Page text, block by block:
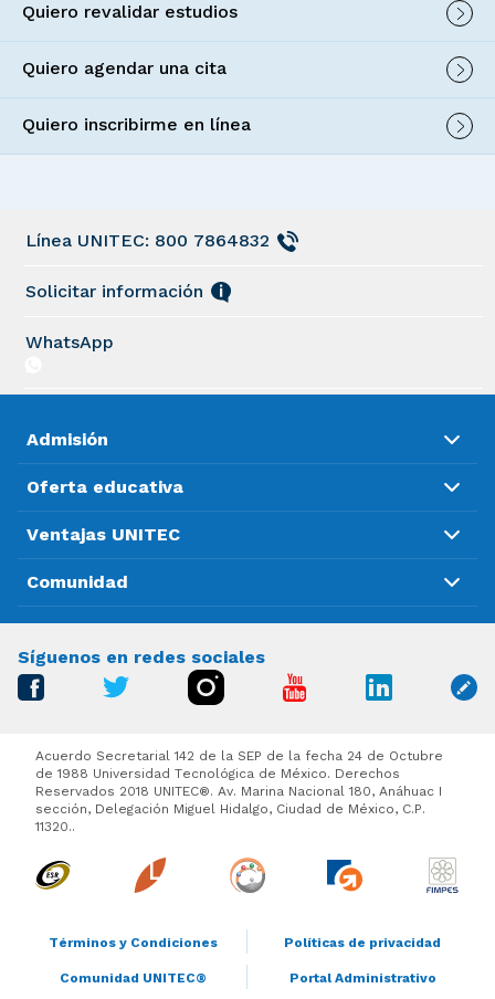
Quiero revalidar estudios
Quiero agendar una cita
Quiero inscribirme en línea
Línea UNITEC: 800 7864832
Solicitar información
WhatsApp
Admisión
Oferta educativa
Ventajas UNITEC
Comunidad
Síguenos en redes sociales
Términos y Condiciones Políticas de privacidad
Comunidad UNITEC® Portal Administrativo
Acuerdo Secretarial 142 de la SEP de la fecha 24 de Octubre
de 1988 Universidad Tecnológica de México. Derechos
Reservados 2018 UNITEC®. Av. Marina Nacional 180, Anáhuac I
sección, Delegación Miguel Hidalgo, Ciudad de México, C.P.
11320..